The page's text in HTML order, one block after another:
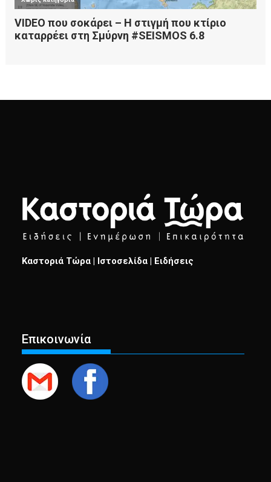
Καστοριά Τώρα | Ιστοσελίδα | Ειδήσεις
Επικοινωνία